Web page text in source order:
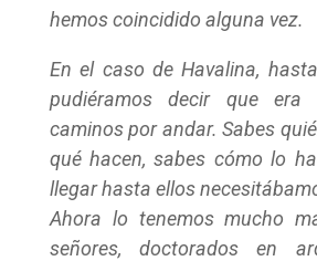
hemos coincidido alguna vez.
En el caso de Havalina,
pudiéramos decir que
caminos por andar. Sabes
qué hacen, sabes cómo lo
llegar hasta ellos
Ahora lo tenemos mucho
señores, doctorados en